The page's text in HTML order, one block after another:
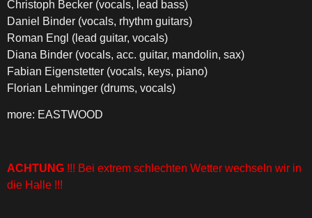
Christoph Becker (vocals, lead bass)
Daniel Binder (vocals, rhythm guitars)
Roman Engl (lead guitar, vocals)
Diana Binder (vocals, acc. guitar, mandolin, sax)
Fabian Eigenstetter (vocals, keys, piano)
Florian Lehminger (drums, vocals)
more: EASTWOOD
ACHTUNG !!! Bei extrem schlechten Wetter wechseln wir in
die Halle !!!